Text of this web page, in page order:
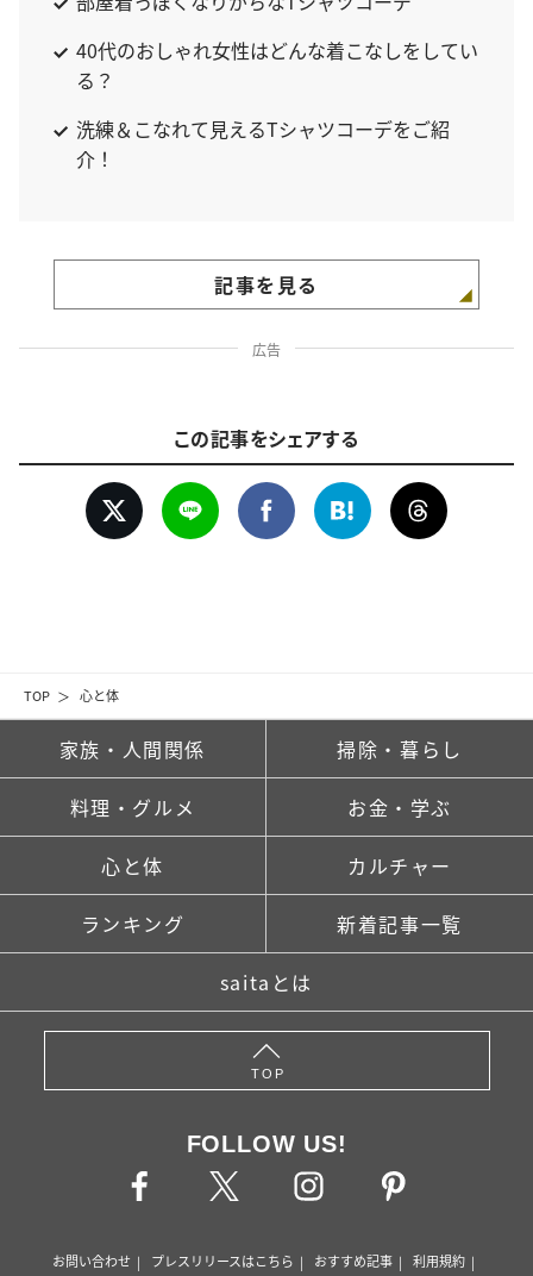
TOP 心と体
40代のおしゃれ女性はどんな着こなしをしてい
る？
洗練＆こなれて見えるTシャツコーデをご紹
介！
記事を見る
広告
この記事をシェアする
家族・人間関係 掃除・暮らし
料理・グルメ お金・学ぶ
心と体 カルチャー
ランキング 新着記事一覧
saitaとは
TOP
FOLLOW US!
お問い合わせ プレスリリースはこちら おすすめ記事 利用規約